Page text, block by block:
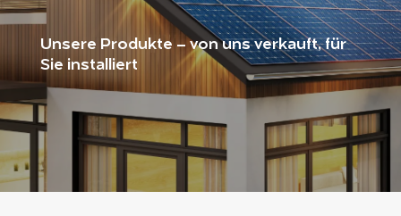
Unsere Produkte – von uns verkauft, für
Sie installiert